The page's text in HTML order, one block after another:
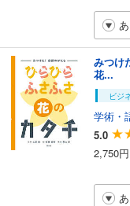
みつ
花...
ビジ
学術・
5.0
2,750